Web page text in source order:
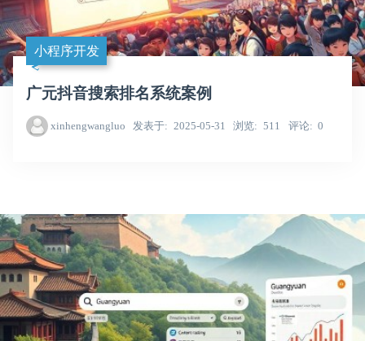
小程序开发
广元抖音搜索排名系统案例
xinhengwangluo 发表于 2025-05-31 浏览 511 评论 0